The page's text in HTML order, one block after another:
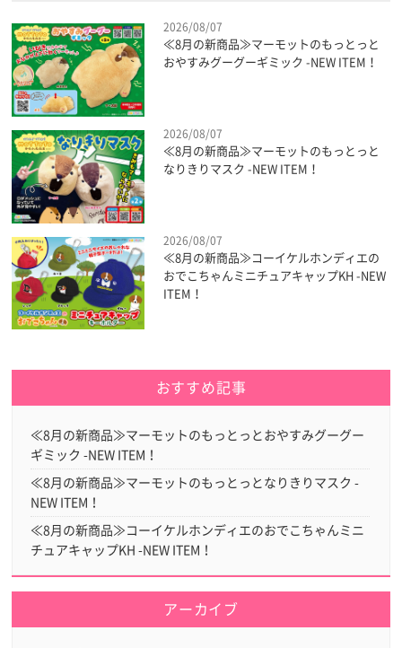
2026/08/07
≪8月の新商品≫マーモットのもっとっと
おやすみグーグーギミック -NEW ITEM！
2026/08/07
≪8月の新商品≫マーモットのもっとっと
なりきりマスク -NEW ITEM！
2026/08/07
≪8月の新商品≫コーイケルホンディエの
おでこちゃんミニチュアキャップKH -NEW
ITEM！
おすすめ記事
≪8月の新商品≫マーモットのもっとっとおやすみグーグー
ギミック -NEW ITEM！
≪8月の新商品≫マーモットのもっとっとなりきりマスク -
NEW ITEM！
≪8月の新商品≫コーイケルホンディエのおでこちゃんミニ
チュアキャップKH -NEW ITEM！
アーカイブ